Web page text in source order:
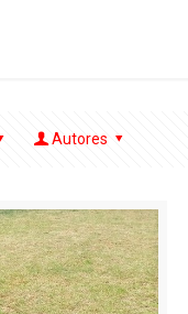
Autores